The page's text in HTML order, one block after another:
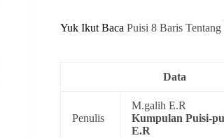
Yuk Ikut BacaPuisi 8 Baris
Data
Penulis
M.galih E.R
KumpulanPuisi-
E.R